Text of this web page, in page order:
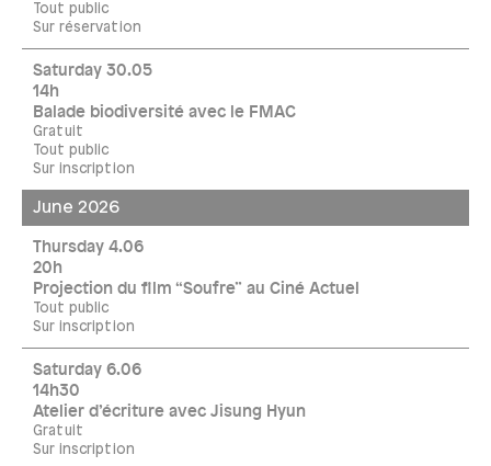
Tout public
Sur réservation
Saturday 30.05
14h
Balade biodiversité avec le FMAC
Gratuit
Tout public
Sur inscription
June 2026
Thursday 4.06
20h
Projection du film “Soufre” au Ciné Actuel
Tout public
Sur inscription
Saturday 6.06
14h30
Atelier d’écriture avec Jisung Hyun
Gratuit
Sur inscription